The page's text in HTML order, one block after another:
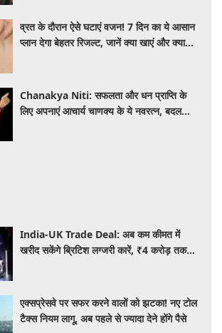
व्रत के दौरान ऐसे घटाएं वजन! 7 दिन का ये आसान
प्लान देगा बेहतर रिजल्ट, जानें क्या खाएं और क्या
Chanakya Niti: सफलता और धन प्राप्ति के
लिए अपनाएं आचार्य चाणक्य के ये नवरत्न, बदल
India-UK Trade Deal: अब कम कीमत में
खरीद सकेंगे ब्रिटिश लग्जरी कारें, ₹4 करोड़ तक
एक्सप्रेसवे पर सफर करने वालों को झटका! नए टोल
टैक्स नियम लागू, अब पहले से ज्यादा देने होंगे पैसे